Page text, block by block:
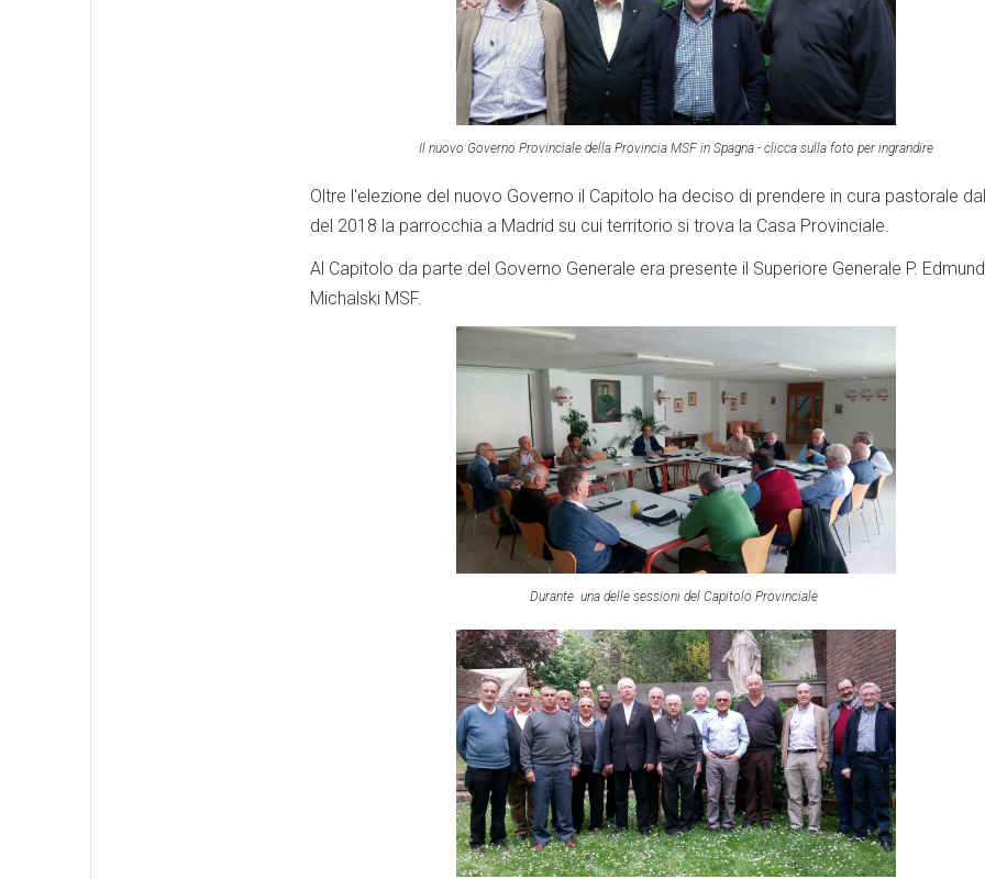
Il nuovo Governo Provinciale della Provincia MSF in Spagna - clicca sulla foto per ingrandire
Oltre l'elezione del nuovo Governo il Capitolo ha deciso di prendere in cura pastorale
del 2018 la parrocchia a Madrid su cui territorio si trova la Casa Provinciale.
Al Capitolo da parte del Governo Generale era presente il Superiore Generale P.
Michalski MSF.
Durante una delle sessioni del Capitolo Provinciale